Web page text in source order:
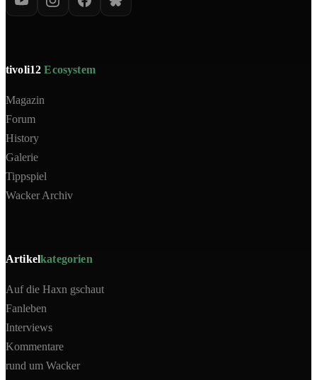
tivoli12Ecosystem
Magazin
Forum
History
Galerie
Tippspiel
Wacker Archiv
Artikelkategorien
Auf die Haxn gschaut
Fanleben
Interviews
Kommentare
rund um Wacker